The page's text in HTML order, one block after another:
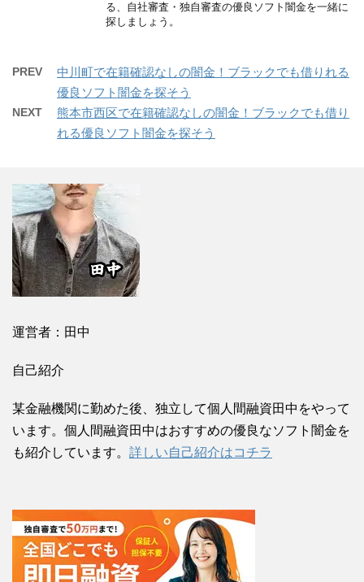
る、自社審査・独自審査の優良ソフト闇金を一緒に
探しましょう。
PREV
中川町で在籍確認なしの闇金！ブラックでも借りれる
優良ソフト闇金を探そう
NEXT
熊本市西区で在籍確認なしの闇金！ブラックでも借り
れる優良ソフト闇金を探そう
運営者：田中
自己紹介
某金融機関に勤めた後、独立して個人間融資田中をやって
います。個人間融資田中はおすすめの優良なソフト闇金を
も紹介しています。 詳しい自己紹介はコチラ